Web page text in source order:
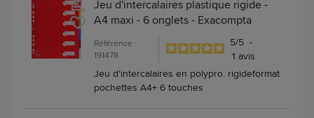
Jeu d'intercalaires plastique rigide -
A4 maxi - 6 onglets - Exacompta
Référence :
191478
5/5 -
1avis
Jeu d'intercalaires en polypro. rigideformat
pochettes A4+ 6 touches